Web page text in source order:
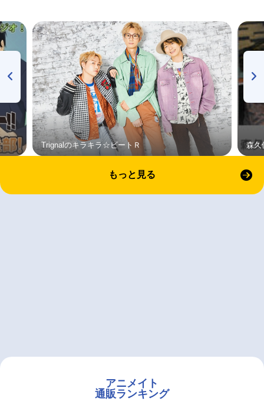
Trignalのキラキラ☆ビートＲ 森久
もっと見る
アニメイト
通販ランキング